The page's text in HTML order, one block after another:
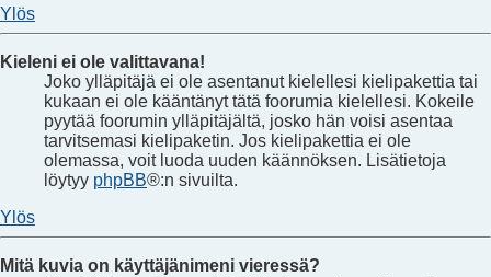
Ylös
Kieleni ei ole valittavana!
Joko ylläpitäjä ei ole asentanut kielellesi kielipakettia tai
kukaan ei ole kääntänyt tätä foorumia kielellesi. Kokeile
pyytää foorumin ylläpitäjältä, josko hän voisi asentaa
tarvitsemasi kielipaketin. Jos kielipakettia ei ole
olemassa, voit luoda uuden käännöksen. Lisätietoja
löytyy phpBB®:n sivuilta.
Ylös
Mitä kuvia on käyttäjänimeni vieressä?